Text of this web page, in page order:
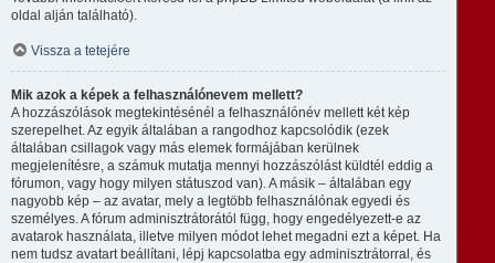
oldal alján található).
Vissza a tetejére
Mik azok a képek a felhasználónevem mellett?
A hozzászólások megtekintésénél a felhasználónév mellett két kép
szerepelhet. Az egyik általában a rangodhoz kapcsolódik (ezek
általában csillagok vagy más elemek formájában kerülnek
megjelenítésre, a számuk mutatja mennyi hozzászólást küldtél eddig a
fórumon, vagy hogy milyen státuszod van). A másik – általában egy
nagyobb kép – az avatar, mely a legtöbb felhasználónak egyedi és
személyes. A fórum adminisztrátorától függ, hogy engedélyezett-e az
avatarok használata, illetve milyen módot lehet megadni ezt a képet. Ha
nem tudsz avatart beállítani, lépj kapcsolatba egy adminisztrátorral, és